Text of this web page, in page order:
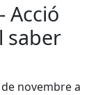
Acció
saber
novembre a